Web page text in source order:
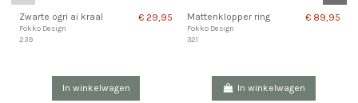
Zwarte ogri ai kraal
Fokko Design
239
€ 29,95
In winkelwagen
Mattenklopper ring
Fokko Design
321
€ 89,95
In winkelwagen